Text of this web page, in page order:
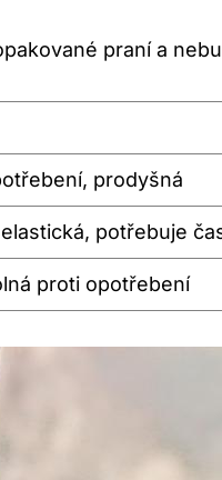
praní a
prodyšná
potřebuje
proti opotřebení